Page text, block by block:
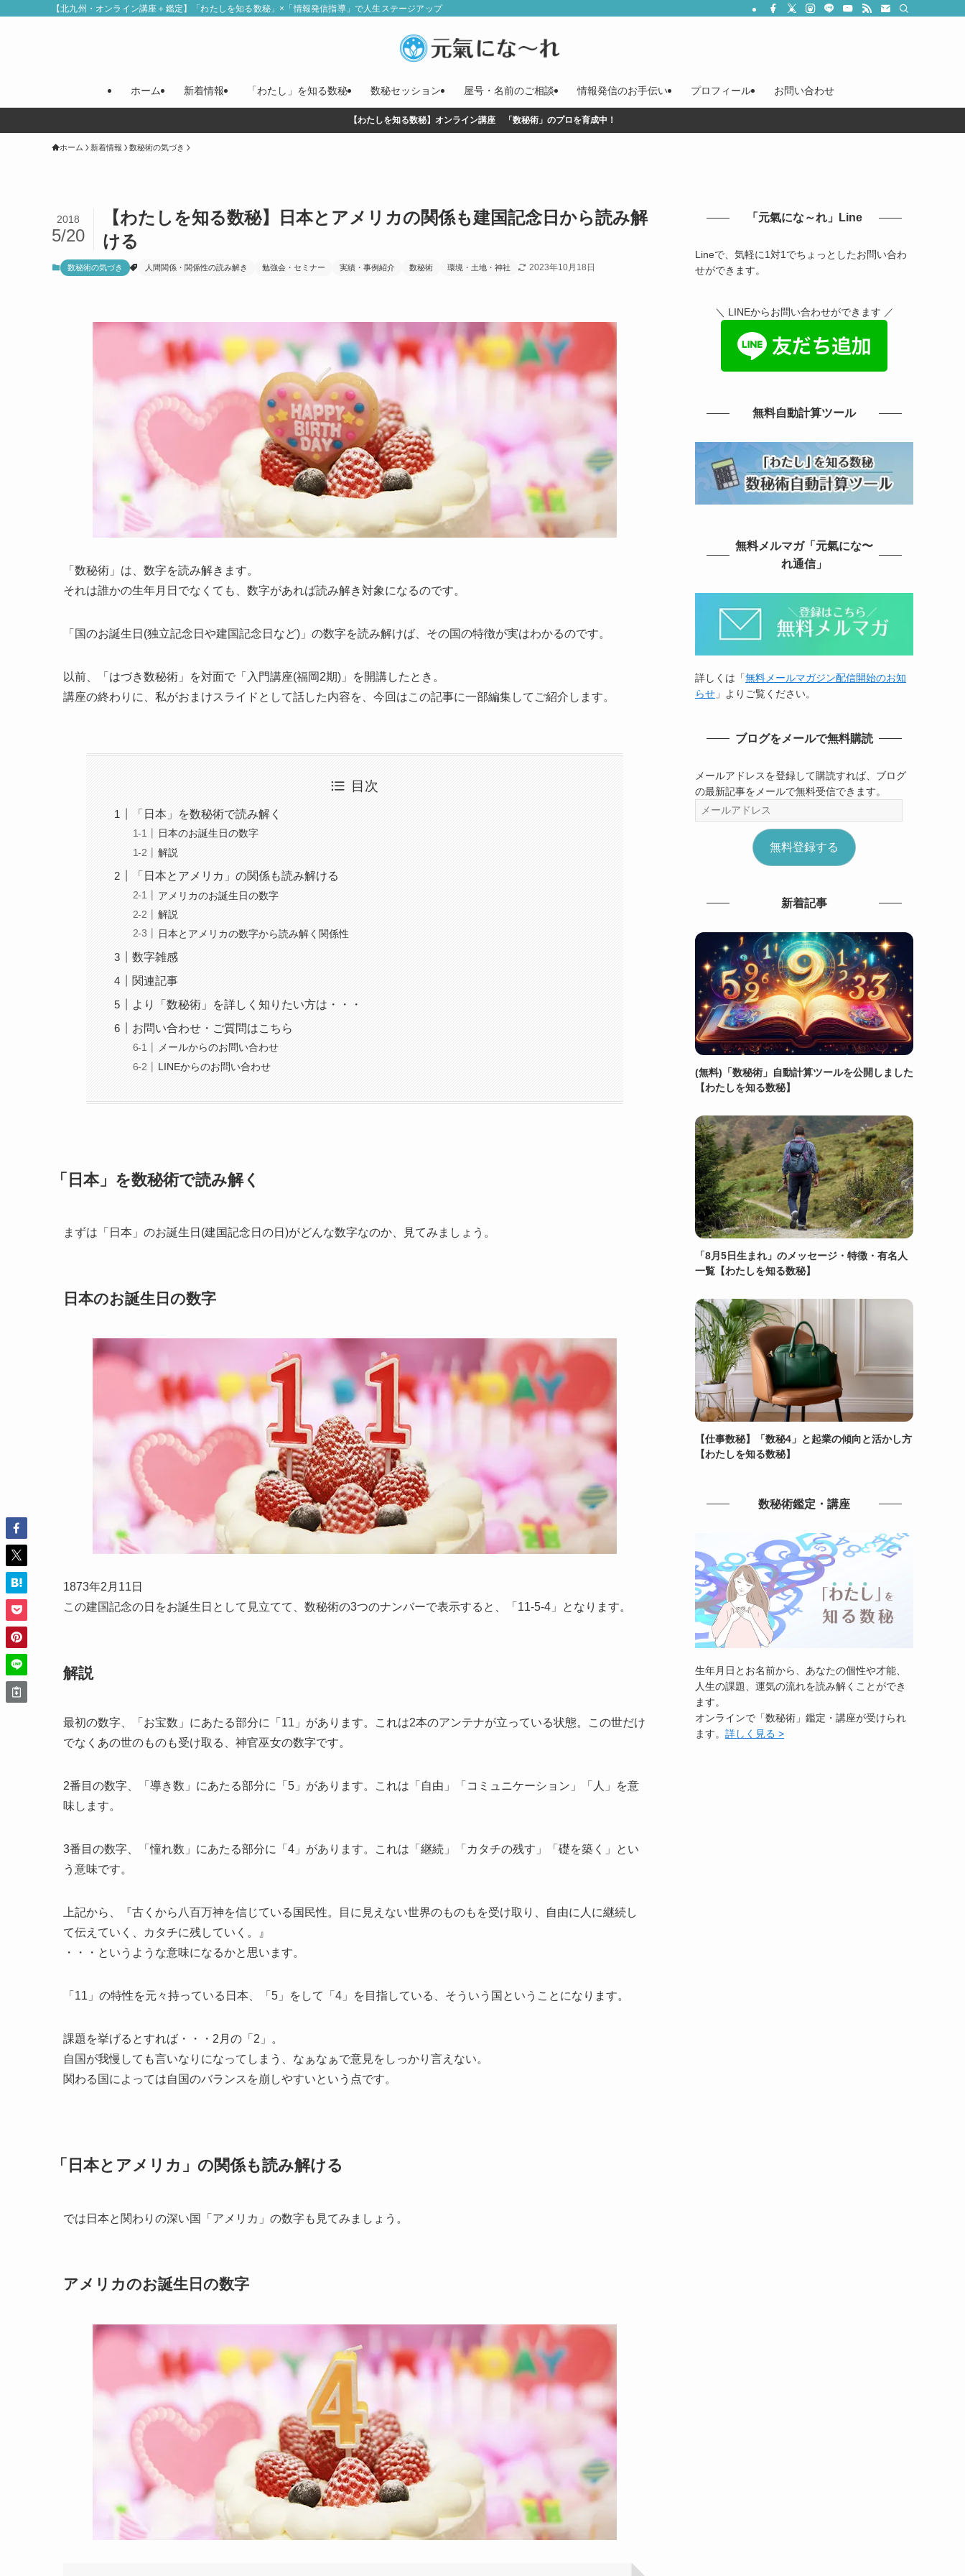
【北九州・オンライン講座＋鑑定】「わたしを知る数秘」×「情報発信指導」で人生ステージアップ
ホーム 新着情報 「わたし」を知る数秘 数秘セッション 屋号・名前のご相談 情報発信のお手伝い プロフィール お問い合わせ
【わたしを知る数秘】オンライン講座 「数秘術」のプロを育成中！
ホーム 新着情報 数秘術の気づき
【わたしを知る数秘】日本とアメリカの関係も建国記念日から読み解
ける
2018
5/20
数秘術の気づき 人間関係・関係性の読み解き 勉強会・セミナー 実績・事例紹介 数秘術 環境・土地・神社 2023年10月18日
「数秘術」は、数字を読み解きます。
それは誰かの生年月日でなくても、数字があれば読み解き対象になるのです。
「国のお誕生日(独立記念日や建国記念日など)」の数字を読み解けば、その国の特徴が実はわかるのです。
以前、「はづき数秘術」を対面で「入門講座(福岡2期)」を開講したとき。
講座の終わりに、私がおまけスライドとして話した内容を、今回はこの記事に一部編集してご紹介します。
目次
「日本」を数秘術で読み解く
日本のお誕生日の数字
解説
「日本とアメリカ」の関係も読み解ける
アメリカのお誕生日の数字
解説
日本とアメリカの数字から読み解く関係性
数字雑感
関連記事
より「数秘術」を詳しく知りたい方は・・・
お問い合わせ・ご質問はこちら
メールからのお問い合わせ
LINEからのお問い合わせ
「日本」を数秘術で読み解く
まずは「日本」のお誕生日(建国記念日の日)がどんな数字なのか、見てみましょう。
日本のお誕生日の数字
1873年2月11日
この建国記念の日をお誕生日として見立てて、数秘術の3つのナンバーで表示すると、「11-5-4」となります。
解説
最初の数字、「お宝数」にあたる部分に「11」があります。これは2本のアンテナが立っている状態。この世だけ
でなくあの世のものも受け取る、神官巫女の数字です。
2番目の数字、「導き数」にあたる部分に「5」があります。これは「自由」「コミュニケーション」「人」を意
味します。
3番目の数字、「憧れ数」にあたる部分に「4」があります。これは「継続」「カタチの残す」「礎を築く」とい
う意味です。
上記から、『古くから八百万神を信じている国民性。目に見えない世界のものもを受け取り、自由に人に継続し
て伝えていく、カタチに残していく。』
・・・というような意味になるかと思います。
「11」の特性を元々持っている日本、「5」をして「4」を目指している、そういう国ということになります。
課題を挙げるとすれば・・・2月の「2」。
自国が我慢しても言いなりになってしまう、なぁなぁで意見をしっかり言えない。
関わる国によっては自国のバランスを崩しやすいという点です。
「日本とアメリカ」の関係も読み解ける
では日本と関わりの深い国「アメリカ」の数字も見てみましょう。
アメリカのお誕生日の数字
「元氣にな～れ」Line
Lineで、気軽に1対1でちょっとしたお問い合わ
せができます。
＼ LINEからお問い合わせができます ／
無料自動計算ツール
無料メルマガ「元氣にな〜
れ通信」
詳しくは「無料メールマガジン配信開始のお知
らせ 」よりご覧ください。
ブログをメールで無料購読
メールアドレスを登録して購読すれば、ブログ
の最新記事をメールで無料受信できます。
ー
無料登録する
新着記事
(無料)「数秘術」自動計算ツールを公開しました
【わたしを知る数秘】
「8月5日生まれ」のメッセージ・特徴・有名人
一覧【わたしを知る数秘】
【仕事数秘】「数秘4」と起業の傾向と活かし方
【わたしを知る数秘】
数秘術鑑定・講座
生年月日とお名前から、あなたの個性や才能、
人生の課題、運気の流れを読み解くことができ
ます。
オンラインで「数秘術」鑑定・講座が受けられ
ます。 詳しく見る >